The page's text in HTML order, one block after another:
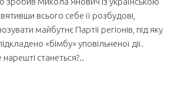
всього себе її розбудові,
майбутнє Партії регіонів, під яку
«бімбу» уповільненої дії.
станеться?..